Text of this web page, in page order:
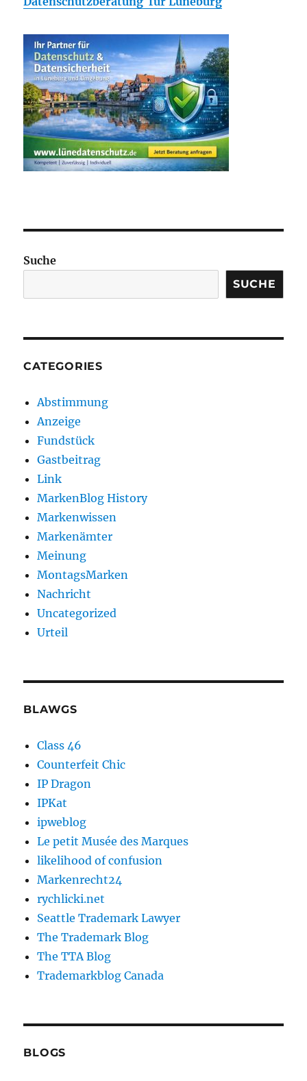
Suche
SUCHE
CATEGORIES
Abstimmung
Anzeige
Fundstück
Gastbeitrag
Link
MarkenBlog History
Markenwissen
Markenämter
Meinung
MontagsMarken
Nachricht
Uncategorized
Urteil
BLAWGS
Class 46
Counterfeit Chic
IP Dragon
IPKat
ipweblog
Le petit Musée des Marques
likelihood of confusion
Markenrecht24
rychlicki.net
Seattle Trademark Lawyer
The Trademark Blog
The TTA Blog
Trademarkblog Canada
BLOGS